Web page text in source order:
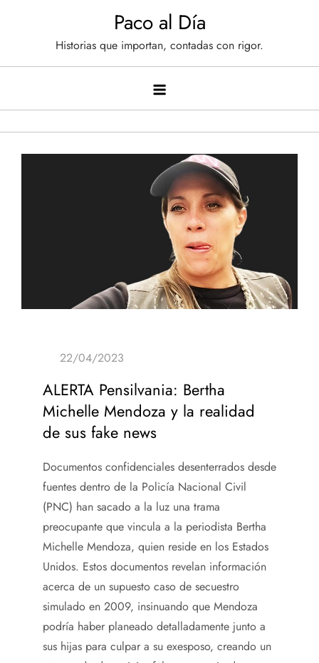
Paco al Día
Historias que importan, contadas con rigor.
ALERTA Pensilvania: Bertha
Michelle Mendoza y la realidad
de sus fake news
Documentos confidenciales desenterrados desde
fuentes dentro de la Policía Nacional Civil
(PNC) han sacado a la luz una trama
preocupante que vincula a la periodista Bertha
Michelle Mendoza, quien reside en los Estados
Unidos. Estos documentos revelan información
acerca de un supuesto caso de secuestro
simulado en 2009, insinuando que Mendoza
podría haber planeado detalladamente junto a
sus hijas para culpar a su exesposo, creando un